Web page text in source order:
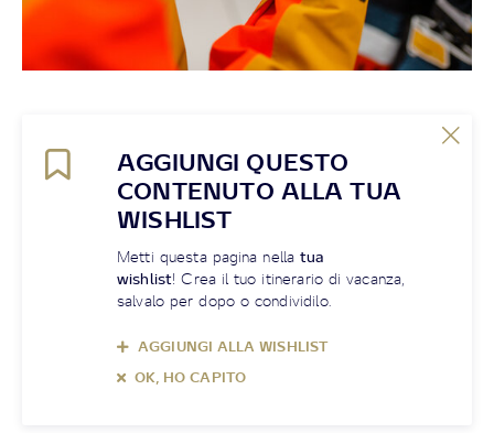
AGGIUNGI QUESTO
CONTENUTO ALLA TUA
WISHLIST
Metti questa pagina nellatua
wishlist! Crea il tuo itinerario di vacanza,
salvalo per dopo o condividilo.
AGGIUNGI ALLA WISHLIST
OK, HO CAPITO